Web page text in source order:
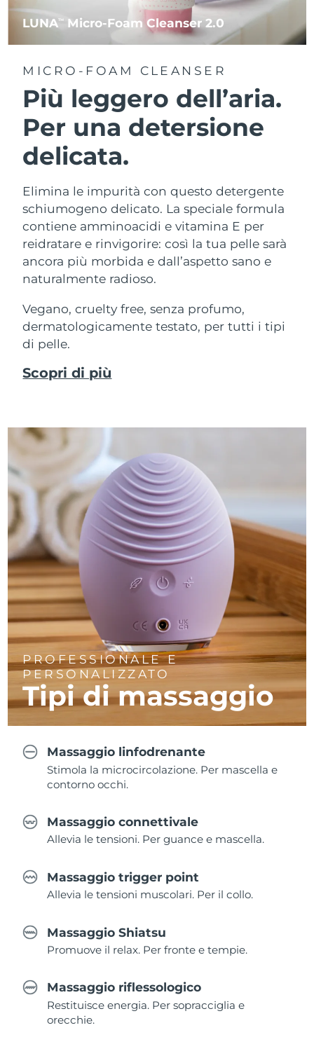
LUNATM Micro-Foam Cleanser 2.0
MICRO-FOAM CLEANSER
Più leggero dell’aria.
Per una detersione
delicata.
Elimina le impurità con questo detergente
schiumogeno delicato. La speciale formula
contiene amminoacidi e vitamina E per
reidratare e rinvigorire: così la tua pelle sarà
ancora più morbida e dall’aspetto sano e
naturalmente radioso.
Vegano, cruelty free, senza profumo,
dermatologicamente testato, per tutti i tipi
di pelle.
Scopri di più
PROFESSIONALE E
PERSONALIZZATO
Tipi di massaggio
Massaggio linfodrenante
Stimola la microcircolazione. Per mascella e
contorno occhi.
Massaggio connettivale
Allevia le tensioni. Per guance e mascella.
Massaggio trigger point
Allevia le tensioni muscolari. Per il collo.
Massaggio Shiatsu
Promuove il relax. Per fronte e tempie.
Massaggio riflessologico
Restituisce energia. Per sopracciglia e
orecchie.